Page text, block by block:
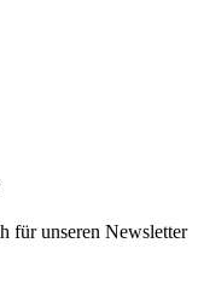
für unseren Newsletter